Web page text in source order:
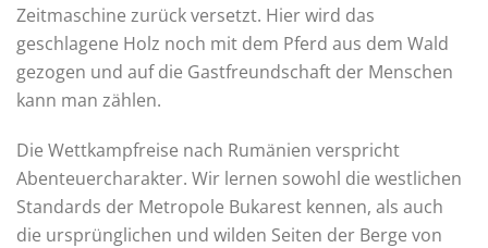
Zeitmaschine zurück versetzt. Hier wird das
geschlagene Holz noch mit dem Pferd aus dem Wald
gezogen und auf die Gastfreundschaft der Menschen
kann man zählen.​
Die Wettkampfreise nach Rumänien verspricht
Abenteuercharakter. Wir lernen sowohl die westlichen
Standards der Metropole Bukarest kennen, als auch
die ursprünglichen und wilden Seiten der Berge von